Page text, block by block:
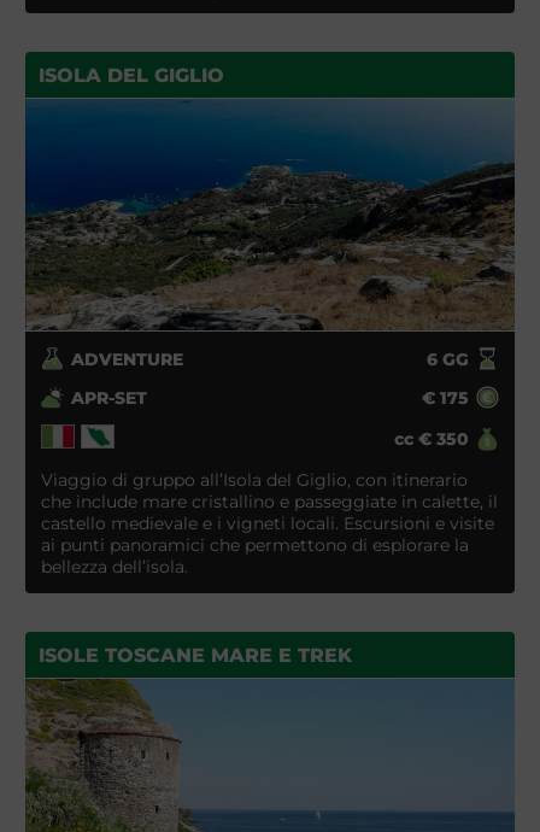
ISOLA DEL GIGLIO
ADVENTURE 6GG
APR-SET
€ 175
cc € 350
Viaggio di gruppo all’Isola del Giglio, con itinerario
che include mare cristallino e passeggiate in calette, il
castello medievale e i vigneti locali. Escursioni e visite
ai punti panoramici che permettono di esplorare la
bellezza dell’isola.
ISOLE TOSCANE MARE E TREK